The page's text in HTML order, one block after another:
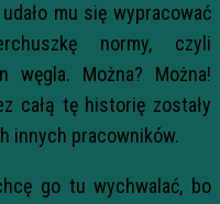
mu się wypracować
normy, czyli
węgla. Można? Można!
całą tę historię zostały
innych pracowników.
go tu wychwalać, bo